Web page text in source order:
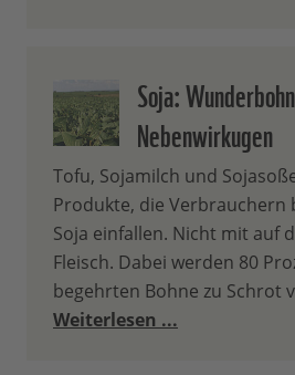
Soja:
Nebenwirkugen
Tofu, Sojamilch und
Produkte, die Verbrauchern
Soja einfallen. Nicht mit auf
Fleisch. Dabei werden 80
begehrten Bohne zu Schrot
Weiterlesen ...